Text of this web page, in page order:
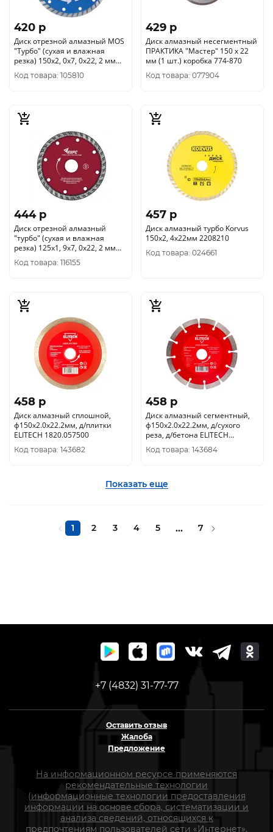
420 p
Диск отрезной алмазный MOS
"Турбо" (сухая и влажная
резка) 150х2, 0х7, 0х22, 2 мм
37218М
Код товара: 105810
429 p
Диск алмазный несегментный
ПРАКТИКА "Мастер" 150 х 22
мм (1 шт.) коробка 774-870
Код товара: 077904
444 p
Диск отрезной алмазный
"турбо" (сухая и влажная
резка) 125х1, 9х7, 0х22, 2 мм
37267
Код товара: 116155
457 p
Диск алмазный турбо Korvus
150х2, 4x22мм 2208210
Код товара: 024661
458 p
Диск алмазный сплошной,
ф150х2.0х22.2мм, д/плитки
ELITECH 1820.057500
Код товара: 143682
458 p
Диск алмазный сегментный,
ф150х2.0х22.2мм, д/сухого
реза, д/бетона ELITECH
1820.058000
Код товара: 143684
Показать еще
1 2 3 4 5 ... 7
+7 (4832) 31-77-77
Оставить отзыв
Жалоба
Предложение
На информационном ресурсе применяются
рекомендательные технологии
(информационные технологии предоставления
информации на основе сбора, систематизации и
анализа сведений, относящихся к
предпочтениям пользователей сети «Интернет»,